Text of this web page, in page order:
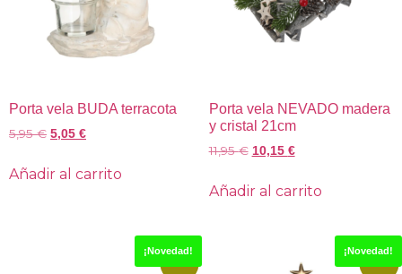
Porta vela BUDA terracota
5,95€ 5,05 €
Añadir al carrito
Porta vela NEVADO madera
y cristal 21cm
11,95€ 10,15 €
Añadir al carrito
¡Novedad! ¡Novedad!